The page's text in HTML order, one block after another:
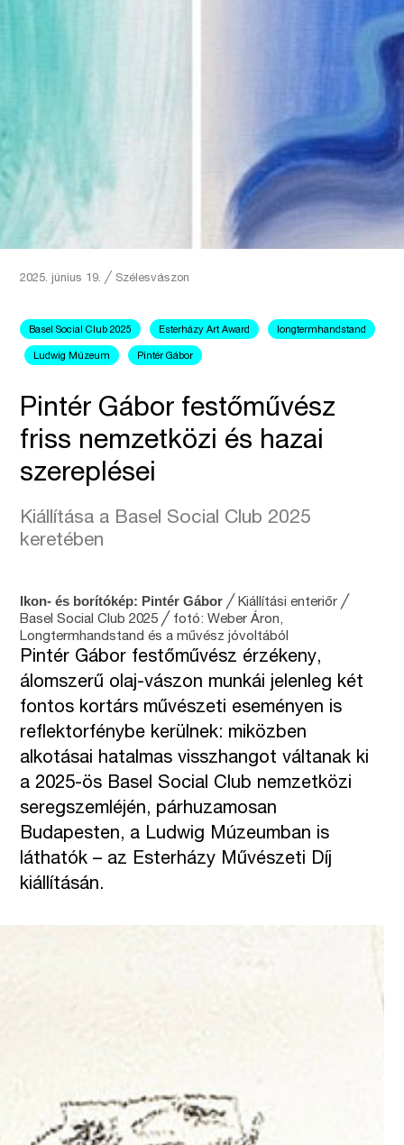
2025. június 19.╱ Szélesvászon
Basel Social Club 2025 Esterházy Art Award longtermhandstand
Ludwig Múzeum Pintér Gábor
Pintér Gábor festőművész
friss nemzetközi és hazai
szereplései
Kiállítása a Basel Social Club 2025
keretében
Ikon- és borítókép: Pintér Gábor ╱ Kiállítási enteriőr ╱
Basel Social Club 2025 ╱ fotó: Weber Áron,
Longtermhandstand és a művész jóvoltából
Pintér Gábor festőművész érzékeny,
álomszerű olaj-vászon munkái jelenleg két
fontos kortárs művészeti eseményen is
reflektorfénybe kerülnek: miközben
alkotásai hatalmas visszhangot váltanak ki
a 2025-ös Basel Social Club nemzetközi
seregszemléjén, párhuzamosan
Budapesten, a Ludwig Múzeumban is
láthatók – az Esterházy Művészeti Díj
kiállításán.